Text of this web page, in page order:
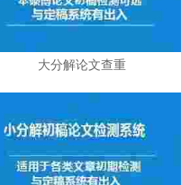
大分解论文查重